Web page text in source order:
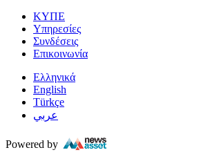
ΚΥΠΕ
Υπηρεσίες
Συνδέσεις
Επικοινωνία
Ελληνικά
English
Türkçe
عربي
Powered by